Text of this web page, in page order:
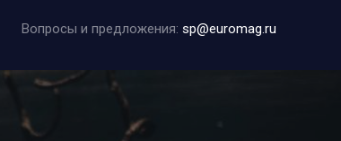
Вопросы и предложения: sp@euromag.ru